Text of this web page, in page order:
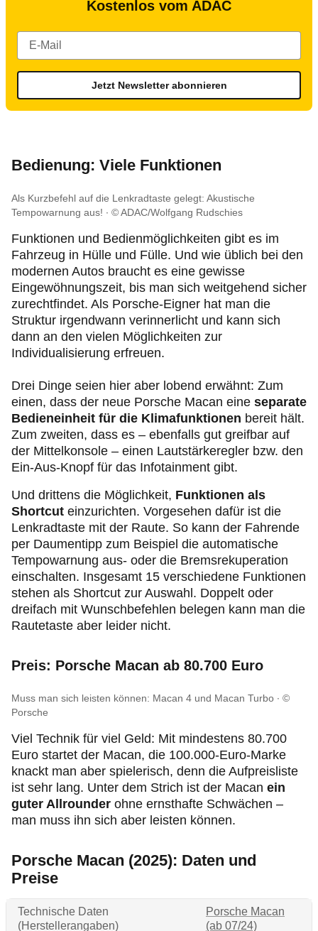
Kostenlos vom ADAC
Jetzt Newsletter abonnieren
Bedienung: Viele Funktionen
Als Kurzbefehl auf die Lenkradtaste gelegt: Akustische
Tempowarnung aus!
© ADAC/Wolfgang Rudschies
Funktionen und Bedienmöglichkeiten gibt es im
Fahrzeug in Hülle und Fülle. Und wie üblich bei den
modernen Autos braucht es eine gewisse
Eingewöhnungszeit, bis man sich weitgehend sicher
zurechtfindet. Als Porsche-Eigner hat man die
Struktur irgendwann verinnerlicht und kann sich
dann an den vielen Möglichkeiten zur
Individualisierung erfreuen.
Drei Dinge seien hier aber lobend erwähnt: Zum
einen, dass der neue Porsche Macan eine separate
Bedieneinheit für die Klimafunktionen bereit hält.
Zum zweiten, dass es – ebenfalls gut greifbar auf
der Mittelkonsole – einen Lautstärkeregler bzw. den
Ein-Aus-Knopf für das Infotainment gibt.
Und drittens die Möglichkeit, Funktionen als
Shortcut einzurichten. Vorgesehen dafür ist die
Lenkradtaste mit der Raute. So kann der Fahrende
per Daumentipp zum Beispiel die automatische
Tempowarnung aus- oder die Bremsrekuperation
einschalten. Insgesamt 15 verschiedene Funktionen
stehen als Shortcut zur Auswahl. Doppelt oder
dreifach mit Wunschbefehlen belegen kann man die
Rautetaste aber leider nicht.
Preis: Porsche Macan ab 80.700 Euro
Muss man sich leisten können: Macan 4 und Macan Turbo
©
Porsche
Viel Technik für viel Geld: Mit mindestens 80.700
Euro startet der Macan, die 100.000-Euro-Marke
knackt man aber spielerisch, denn die Aufpreisliste
ist sehr lang. Unter dem Strich ist der Macan ein
guter Allrounder ohne ernsthafte Schwächen –
man muss ihn sich aber leisten können.
Porsche Macan (2025): Daten und
Preise
Technische Daten
(Herstellerangaben)
Porsche Macan
(ab 07/24)